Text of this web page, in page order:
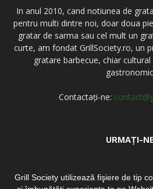
Grill Society utilizează fişiere de tip
In anul 2010, cand notiunea de
pentru multi dintre noi, doar doua
gratar de sarma sau cel mult un
curte, am fondat GrillSociety.ro, un
gratare barbecue, chiar
Contactați-ne:
URMAȚI-